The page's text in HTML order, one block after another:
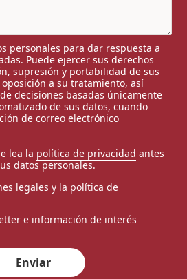
personales para dar respuesta a
Puede ejercer sus derechos
supresión y portabilidad de sus
a su tratamiento, así
decisiones basadas únicamente
de sus datos, cuando
de correo electrónico
lea la política de privacidad antes
datos personales.
legales y la política de
e información de interés
Enviar